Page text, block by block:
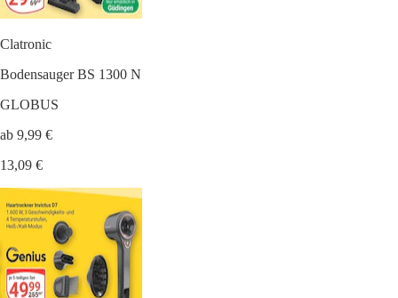
Clatronic
Bodensauger BS 1300 N
GLOBUS
ab 9,99 €
13,09 €